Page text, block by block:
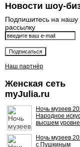
Новости шоу-
Подпишитесь на нашу
рассылку
Наш партнёр
Женская сеть
myJulia.ru
Ночь музеев
Народное
высшем уровне
Ночь музеев
с Пушкиным